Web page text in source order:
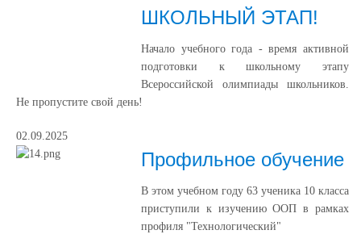
ШКОЛЬНЫЙ ЭТАП!
Начало учебного года - время активной
подготовки к школьному этапу
Всероссийской олимпиады школьников.
Не пропустите свой день!
02.09.2025
Профильное обучение
В этом учебном году 63 ученика 10 класса
приступили к изучению ООП в рамках
профиля "Технологический"